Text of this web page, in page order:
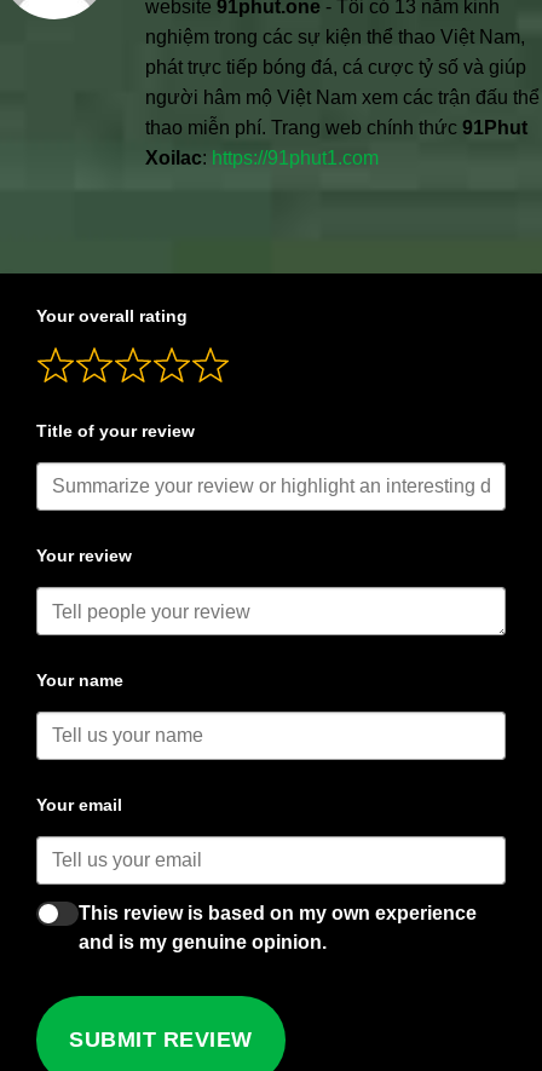
website 91phut.one - Tôi có 13 năm kinh
nghiệm trong các sự kiện thể thao Việt Nam,
phát trực tiếp bóng đá, cá cược tỷ số và giúp
người hâm mộ Việt Nam xem các trận đấu thể
thao miễn phí. Trang web chính thức 91Phut
Xoilac: https://91phut1.com
Your overall rating
Title of your review
Your review
Your name
Your email
This review is based on my own experience
and is my genuine opinion.
SUBMIT REVIEW